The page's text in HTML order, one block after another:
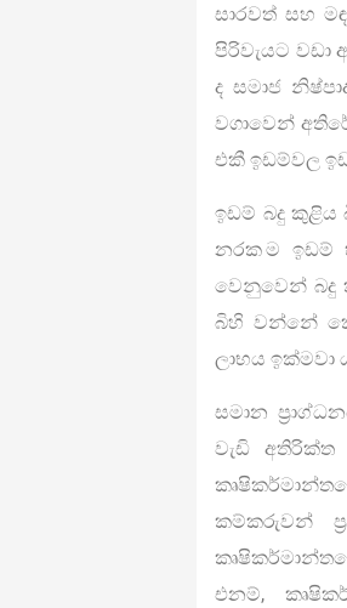
සාරවත් සහ
පිරිවැයට වඩා
ද සමාජ
වගාවෙන්
එකී ඉඩම්වල
ඉඩම් බදු
නරක ම ඉඩම්
වෙනුවෙන් බදු
බිහි වන්නේ
ලාභය ඉක්මවා
සමාන
වැඩි අතිරික්ත
කම්කරුවන්
එනම්,